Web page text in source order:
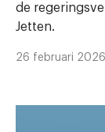
de
Jetten.
26 februari